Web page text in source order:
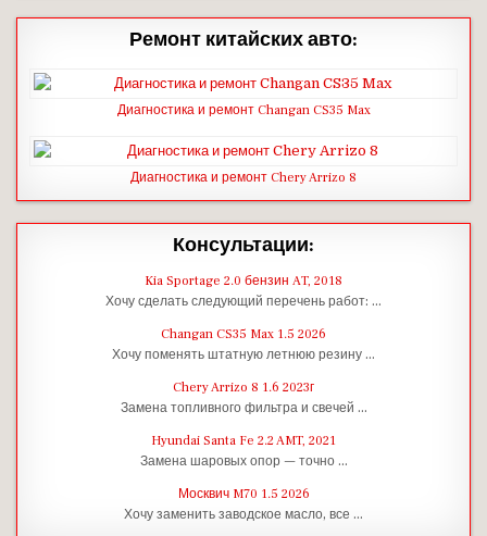
Ремонт китайских авто:
Диагностика и ремонт Changan CS35 Max
Диагностика и ремонт Chery Arrizo 8
Консультации:
Kia Sportage 2.0 бензин AT, 2018
Хочу сделать следующий перечень работ: …
Changan CS35 Max 1.5 2026
Хочу поменять штатную летнюю резину …
Chery Arrizo 8 1.6 2023г
Замена топливного фильтра и свечей …
Hyundai Santa Fe 2.2 AMT, 2021
Замена шаровых опор — точно …
Москвич M70 1.5 2026
Хочу заменить заводское масло, все …